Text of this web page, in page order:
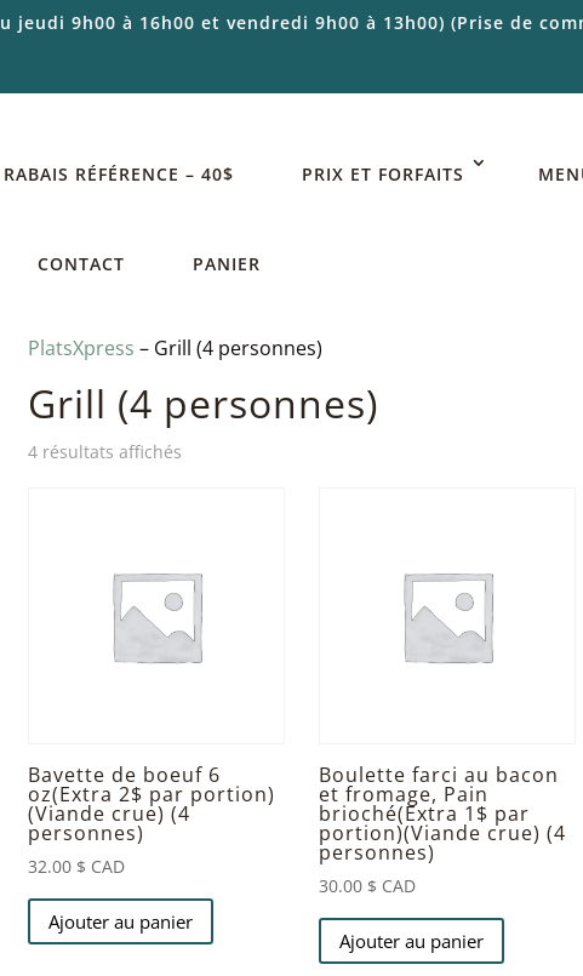
jeudi 9h00 à 16h00 et vendredi 9h00 à 13h00) (Prise de
RABAIS RÉFÉRENCE – 40$ PRIX ET FORFAITS
CONTACT PANIER
PlatsXpress – Grill (4 personnes)
Grill (4 personnes)
4 résultats affichés
Bavette de boeuf 6
oz(Extra 2$ par portion)
(Viande crue) (4
personnes)
32.00 $ CAD
Ajouter au panier
Boulette farci au bacon
et fromage, Pain
brioché(Extra 1$ par
portion)(Viande crue) (4
personnes)
30.00 $ CAD
Ajouter au panier